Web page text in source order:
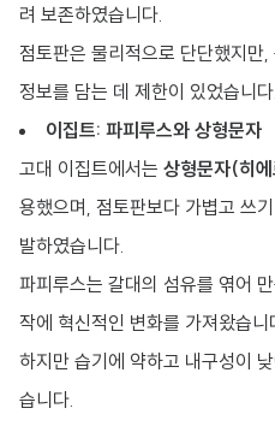
려 보존하였습니다.
점토판은 물리적으로 단단했지만
정보를 담는 데 제한이 있었습니다.
이집트: 파피루스와 상형문자
고대 이집트에서는 상형문자(히
용했으며, 점토판보다 가볍고 쓰
발하였습니다.
파피루스는 갈대의 섬유를 엮어
작에 혁신적인 변화를 가져왔습니
하지만 습기에 약하고 내구성이
습니다.